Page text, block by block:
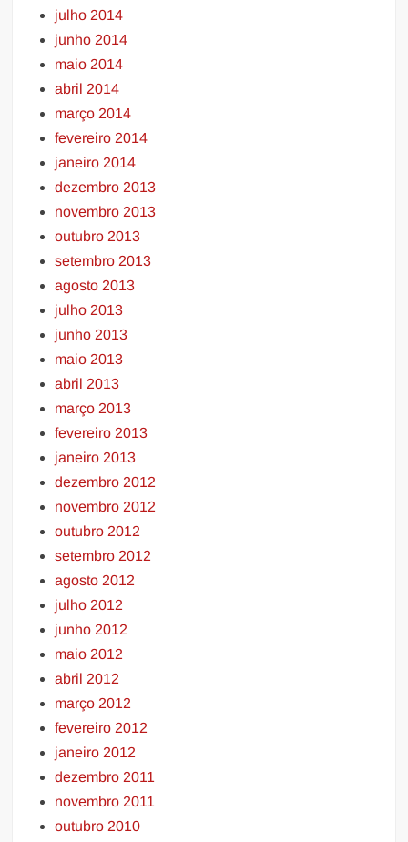
julho 2014
junho 2014
maio 2014
abril 2014
março 2014
fevereiro 2014
janeiro 2014
dezembro 2013
novembro 2013
outubro 2013
setembro 2013
agosto 2013
julho 2013
junho 2013
maio 2013
abril 2013
março 2013
fevereiro 2013
janeiro 2013
dezembro 2012
novembro 2012
outubro 2012
setembro 2012
agosto 2012
julho 2012
junho 2012
maio 2012
abril 2012
março 2012
fevereiro 2012
janeiro 2012
dezembro 2011
novembro 2011
outubro 2010